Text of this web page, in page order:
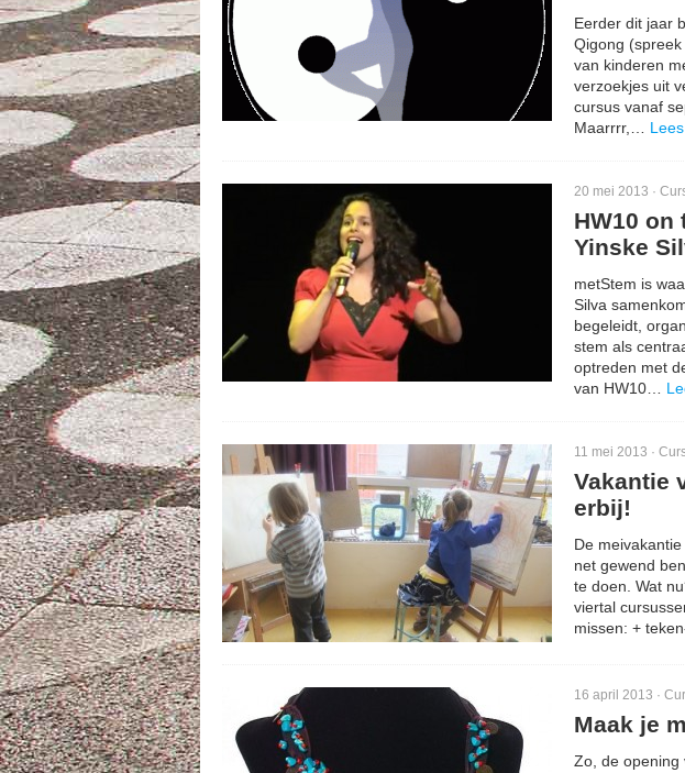
Eerder dit jaar
Qigong
van kinderen
verzoekjes uit
cursus vanaf
Maarrrr,…
20 mei 2013 ·
HW10 on
Yinske
metStem is
Silva
begeleidt,
stem als
optreden met
van HW10…
11 mei 2013 ·
Vakantie
erbij!
De
net gewend
te doen. Wat
viertal
missen: +
16 april 2013 ·
Maak je
Zo, de opening